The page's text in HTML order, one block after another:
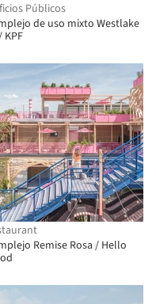
Públicos
de uso mixto Westlake
KPF
Remise Rosa / Hello